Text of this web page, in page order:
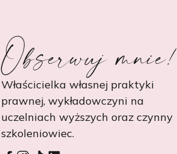
Obserwuj mnie!
Właścicielka własnej praktyki
prawnej, wykładowczyni na
uczelniach wyższych oraz czynny
szkoleniowiec.